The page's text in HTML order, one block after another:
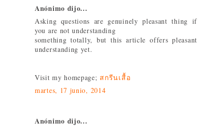
Anónimo dijo...
Asking questions are genuinely pleasant thing if
you are not understanding
something totally, but this article offers pleasant
understanding yet.
Visit my homepage; สกรีนเสื้อ
martes, 17 junio, 2014
Anónimo dijo...